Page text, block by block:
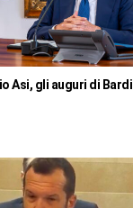
Asi, gli auguri di Bardi